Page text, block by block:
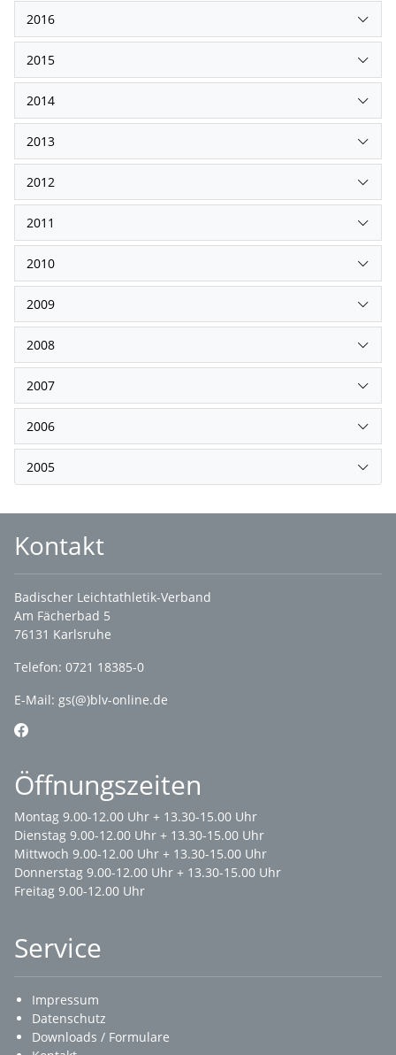
2016
2015
2014
2013
2012
2011
2010
2009
2008
2007
2006
2005
Kontakt
Badischer Leichtathletik-Verband
Am Fächerbad 5
76131 Karlsruhe
Telefon: 0721 18385-0
E-Mail: gs(@)blv-online.de
Öffnungszeiten
Montag 9.00-12.00 Uhr + 13.30-15.00 Uhr
Dienstag 9.00-12.00 Uhr + 13.30-15.00 Uhr
Mittwoch 9.00-12.00 Uhr + 13.30-15.00 Uhr
Donnerstag 9.00-12.00 Uhr + 13.30-15.00 Uhr
Freitag 9.00-12.00 Uhr
Service
Impressum
Datenschutz
Downloads / Formulare